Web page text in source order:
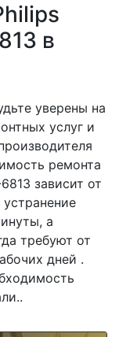
в
уверены на
услуг и
ремонта
зависит от
а
требуют от
дней .